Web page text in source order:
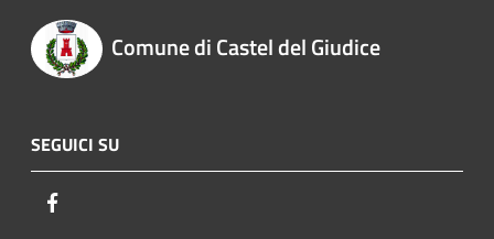
Comune di Castel del Giudice
SEGUICI SU